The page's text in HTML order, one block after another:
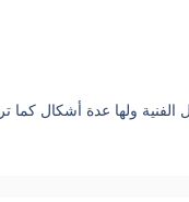
الفنية ولها عدة أشكال